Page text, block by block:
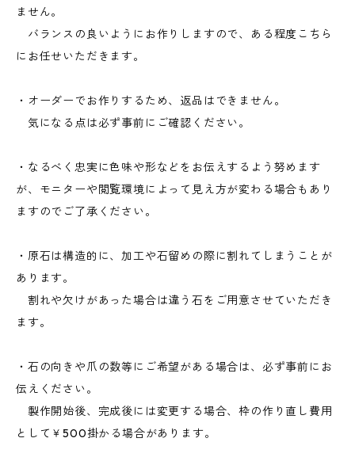
ません。
バランスの良いようにお作りしますので、ある程度こちら
にお任せいただきます。
・オーダーでお作りするため、返品はできません。
気になる点は必ず事前にご確認ください。
・なるべく忠実に色味や形などをお伝えするよう努めます
が、モニターや閲覧環境によって見え方が変わる場合もあり
ますのでご了承ください。
・原石は構造的に、加工や石留めの際に割れてしまうことが
あります。
割れや欠けがあった場合は違う石をご用意させていただき
ます。
・石の向きや爪の数等にご希望がある場合は、必ず事前にお
伝えください。
製作開始後、完成後には変更する場合、枠の作り直し費用
として￥500掛かる場合があります。